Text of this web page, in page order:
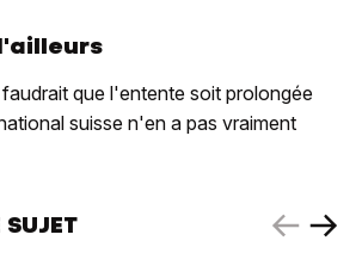
que l'entente soit prolongée
suisse n'en a pas vraiment
SUJET